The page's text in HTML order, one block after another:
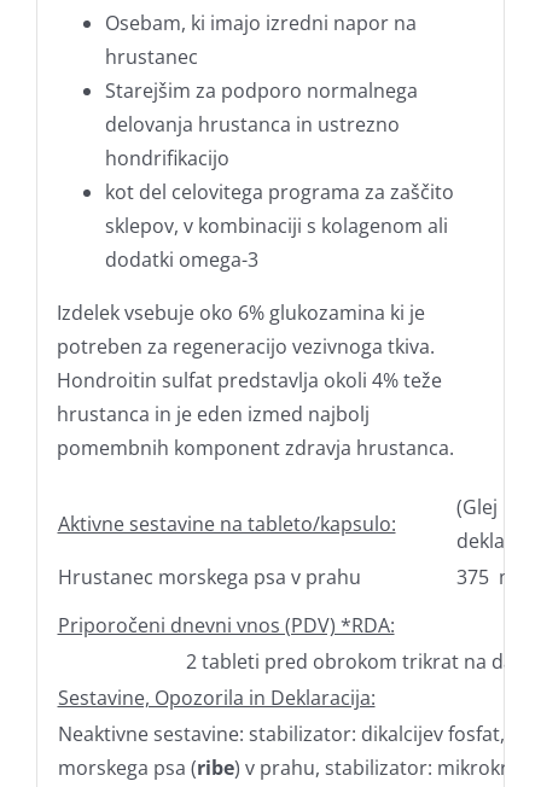
Osebam, ki imajo izredni napor na
hrustanec
Starejšim za podporo normalnega
delovanja hrustanca in ustrezno
hondrifikacijo
kot del celovitega programa za zaščito
sklepov, v kombinaciji s kolagenom ali
dodatki omega-3
Izdelek vsebuje oko 6% glukozamina ki je
potreben za regeneracijo vezivnoga tkiva.
Hondroitin sulfat predstavlja okoli 4% teže
hrustanca in je eden izmed najbolj
pomembnih komponent zdravja hrustanca.
Aktivne sestavine na tableto/kapsulo:
(Glej
Hrustanec morskega psa v prahu
375 mg
Priporočeni dnevni vnos (PDV) *RDA:
2 tableti pred obrokom trikrat na dan.
Sestavine, Opozorila in Deklaracija:
Neaktivne sestavine: stabilizator: dikalcijev fosfat,
morskega psa (ribe) v prahu, stabilizator: